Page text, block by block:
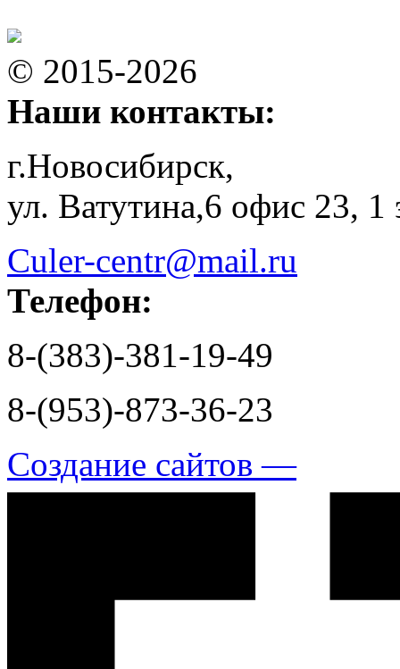
© 2015-2026
Наши контакты:
г.Новосибирск,
ул. Ватутина,6 офис 23, 1
Culer-centr@mail.ru
Телефон:
8-(383)-381-19-49
8-(953)-873-36-23
Создание сайтов —